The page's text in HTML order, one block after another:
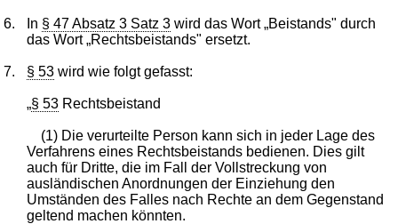
6. In § 47 Absatz 3 Satz 3 wird das Wort „Beistands" durch
das Wort „Rechtsbeistands" ersetzt.
7. § 53 wird wie folgt gefasst:
„§ 53 Rechtsbeistand
(1) Die verurteilte Person kann sich in jeder Lage des
Verfahrens eines Rechtsbeistands bedienen. Dies gilt
auch für Dritte, die im Fall der Vollstreckung von
ausländischen Anordnungen der Einziehung den
Umständen des Falles nach Rechte an dem Gegenstand
geltend machen könnten.